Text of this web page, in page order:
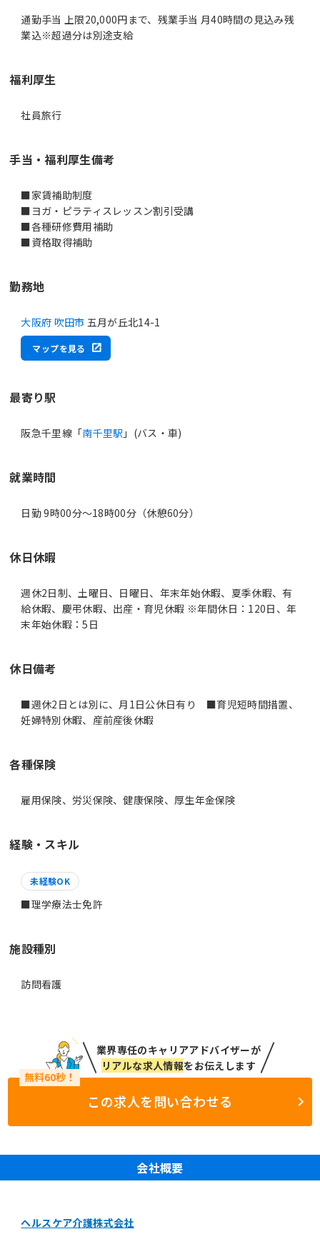
通勤手当 上限20,000円まで、残業手当 月40時間の見込み残
業込※超過分は別途支給
福利厚生
社員旅行
手当・福利厚生備考
■家賃補助制度
■ヨガ・ピラティスレッスン割引受講
■各種研修費用補助
■資格取得補助
勤務地
大阪府 吹田市 五月が丘北14-1
マップを見る
最寄り駅
阪急千里線「南千里駅 」(バス・車)
就業時間
日勤 9時00分〜18時00分（休憩60分）
休日休暇
週休2日制、土曜日、日曜日、年末年始休暇、夏季休暇、有
給休暇、慶弔休暇、出産・育児休暇 ※年間休日：120日、年
末年始休暇：5日
休日備考
■週休2日とは別に、月1日公休日有り ■育児短時間措置、
妊婦特別休暇、産前産後休暇
各種保険
雇用保険、労災保険、健康保険、厚生年金保険
経験・スキル
未経験OK
■理学療法士免許
施設種別
訪問看護
業界専任のキャリアアドバイザーが
リアルな求人情報をお伝えします
この求人を問い合わせる
会社概要
ヘルスケア介護株式会社